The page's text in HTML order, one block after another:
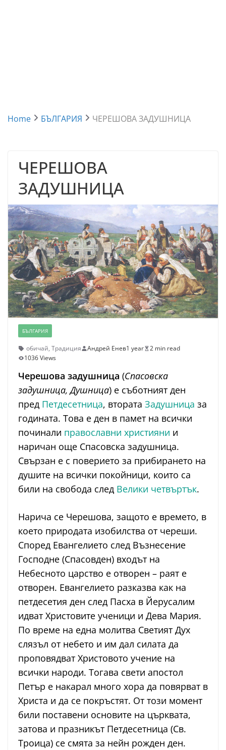
Home БЪЛГАРИЯ ЧЕРЕШОВА ЗАДУШНИЦА
ЧЕРЕШОВА
ЗАДУШНИЦА
БЪЛГАРИЯ
обичай, Традиция Андрей Енев1 year
2 min read
1036 Views
Черешова задушница (Спасовска
задушница, Душница) е съботният ден
пред Петдесетница, втората Задушница за
годината. Това е ден в памет на всички
починали православни християни и
наричан още Спасовска задушница.
Свързан е с поверието за прибирането на
душите на всички покойници, които са
били на свобода след Велики четвъртък.
Нарича се Черешова, защото е времето, в
което природата изобилства от череши.
Според Евангелието след Възнесение
Господне (Спасовден) входът на
Небесното царство е отворен – раят е
отворен. Евангелието разказва как на
петдесетия ден след Пасха в Йерусалим
идват Христовите ученици и Дева Мария.
По време на една молитва Светият Дух
слязъл от небето и им дал силата да
проповядват Христовото учение на
всички народи. Тогава свети апостол
Петър е накарал много хора да повярват в
Христа и да се покръстят. От този момент
били поставени основите на църквата,
затова и празникът Петдесетница (Св.
Троица) се смята за нейн рожден ден.